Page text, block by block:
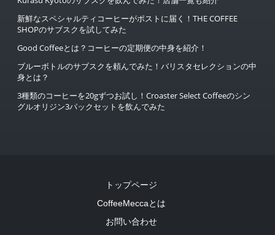
新鮮なスペシャルティコーヒーがポストに届く！THE COFFEE
SHOPのサブスクを試してみた
Good Coffeeとは？コーヒーの定期便の中身を紹介！
ブルーボトルのサブスクを頼んでみた！バリスタセレクションの中
身とは？
3種類のコーヒーを20gずつお試し！Croaster Select Coffeeのシン
グルオリジン3パックセットを飲んでみた
トップページ
CoffeeMeccaとは
お問い合わせ